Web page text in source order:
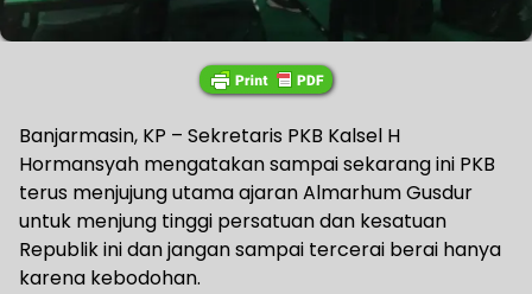
Banjarmasin, KP – Sekretaris PKB Kalsel H
Hormansyah mengatakan sampai sekarang ini PKB
terus menjujung utama ajaran Almarhum Gusdur
untuk menjung tinggi persatuan dan kesatuan
Republik ini dan jangan sampai tercerai berai hanya
karena kebodohan.